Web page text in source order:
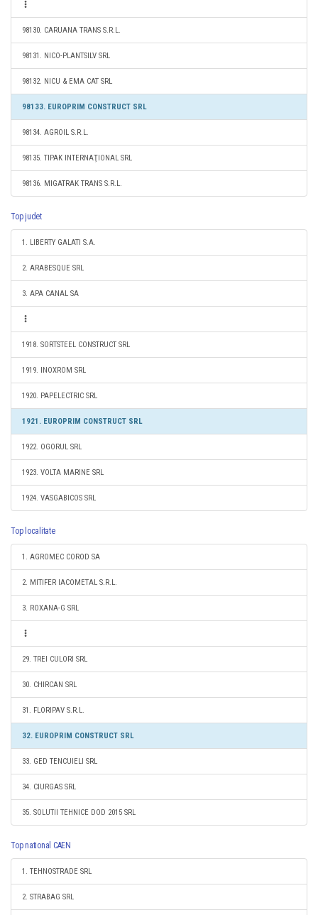
98130. CARUANA TRANS S.R.L.
98131. NICO-PLANTSILV SRL
98132. NICU & EMA CAT SRL
98133. EUROPRIM CONSTRUCT SRL
98134. AGROIL S.R.L.
98135. TIPAK INTERNAŢIONAL SRL
98136. MIGATRAK TRANS S.R.L.
Top judet
1. LIBERTY GALATI S.A.
2. ARABESQUE SRL
3. APA CANAL SA
1918. SORTSTEEL CONSTRUCT SRL
1919. INOXROM SRL
1920. PAPELECTRIC SRL
1921. EUROPRIM CONSTRUCT SRL
1922. OGORUL SRL
1923. VOLTA MARINE SRL
1924. VASGABICOS SRL
Top localitate
1. AGROMEC COROD SA
2. MITIFER IACOMETAL S.R.L.
3. ROXANA-G SRL
29. TREI CULORI SRL
30. CHIRCAN SRL
31. FLORIPAV S.R.L.
32. EUROPRIM CONSTRUCT SRL
33. GED TENCUIELI SRL
34. CIURGAS SRL
35. SOLUTII TEHNICE DOD 2015 SRL
Top national CAEN
1. TEHNOSTRADE SRL
2. STRABAG SRL